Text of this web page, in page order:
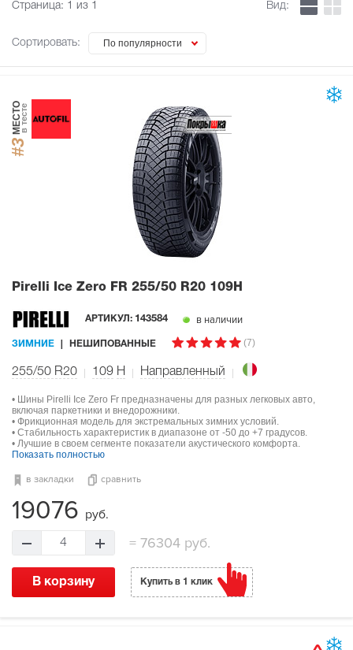
Страница: 1 из 1
Сортировать: По популярности
Вид:
#3
МЕСТОв тесте
Pirelli Ice Zero FR 255/50 R20 109H
АРТИКУЛ: 143584 в наличии
ЗИМНИЕ НЕШИПОВАННЫЕ (7)
255/50 R20 109 H Направленный
• Шины Pirelli Ice Zero Fr предназначены для разных легковых авто,
включая паркетники и внедорожники.
• Фрикционная модель для экстремальных зимних условий.
• Стабильность характеристик в диапазоне от -50 до +7 градусов.
• Лучшие в своем сегменте показатели акустического комфорта.
Показать полностью
в закладки сравнить
19076 руб.
4 = 76304 руб.
В корзину Купить в 1 клик